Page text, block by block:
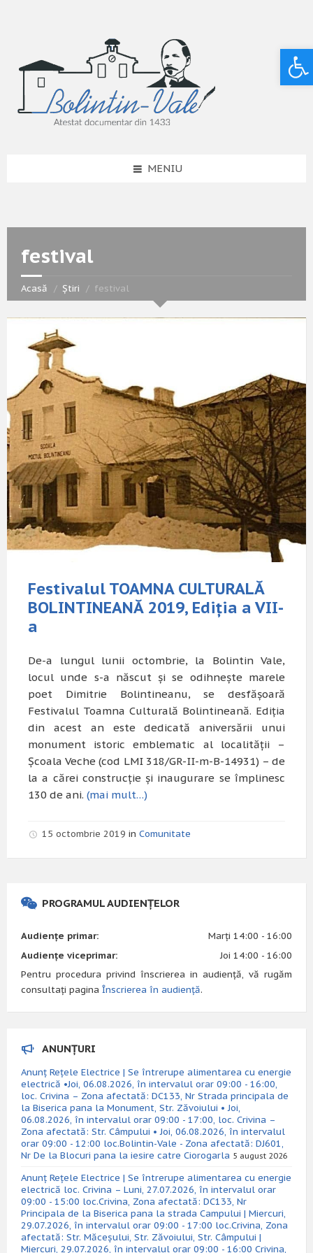
MENIU
festival
Acasă Știri festival
Festivalul TOAMNA CULTURALĂ
BOLINTINEANĂ 2019, Ediţia a VII-
a
De-a lungul lunii octombrie, la Bolintin Vale,
locul unde s-a născut şi se odihneşte marele
poet Dimitrie Bolintineanu, se desfăşoară
Festivalul Toamna Culturală Bolintineană. Ediţia
din acest an este dedicată aniversării unui
monument istoric emblematic al localităţii –
Şcoala Veche (cod LMI 318/GR-II-m-B-14931) – de
la a cărei construcţie şi inaugurare se împlinesc
130 de ani. (mai mult…)
15 octombrie 2019 in Comunitate
PROGRAMUL AUDIENȚELOR
Audiențe primar:
Marți 14:00 - 16:00
Audiențe viceprimar:
Joi 14:00 - 16:00
Pentru procedura privind înscrierea in audiență, vă rugăm
consultați pagina Înscrierea în audiență.
ANUNȚURI
Anunț Rețele Electrice | Se întrerupe alimentarea cu energie
electrică •Joi, 06.08.2026, în intervalul orar 09:00 - 16:00,
loc. Crivina – Zona afectată: DC133, Nr Strada principala de
la Biserica pana la Monument, Str. Zăvoiului • Joi,
06.08.2026, în intervalul orar 09:00 - 17:00, loc. Crivina –
Zona afectată: Str. Câmpului • Joi, 06.08.2026, în intervalul
orar 09:00 - 12:00 loc.Bolintin-Vale - Zona afectată: DJ601,
Nr De la Blocuri pana la iesire catre Ciorogarla 5 august 2026
Anunț Rețele Electrice | Se întrerupe alimentarea cu energie
electrică loc. Crivina – Luni, 27.07.2026, în intervalul orar
09:00 - 15:00 loc.Crivina, Zona afectată: DC133, Nr
Principala de la Biserica pana la strada Campului | Miercuri,
29.07.2026, în intervalul orar 09:00 - 17:00 loc.Crivina, Zona
afectată: Str. Măceșului, Str. Zăvoiului, Str. Câmpului |
Miercuri, 29.07.2026, în intervalul orar 09:00 - 16:00 Crivina,
Deschide bara de unelte